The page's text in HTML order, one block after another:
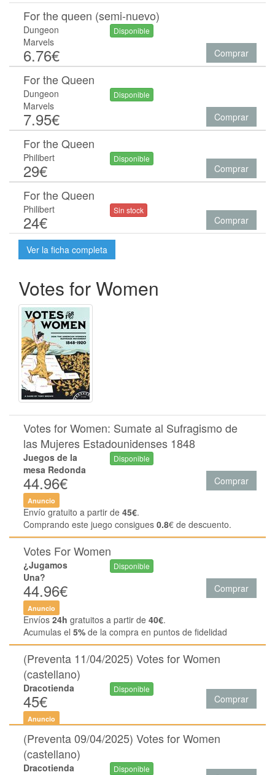
For the queen (semi-nuevo)
Dungeon
Marvels
6.76€
Disponible
Comprar
For the Queen
Dungeon
Marvels
7.95€
Disponible
Comprar
For the Queen
Philibert
29€
Disponible
Comprar
For the Queen
Philibert
24€
Sin stock
Comprar
Ver la ficha completa
Votes for Women
Votes for Women: Sumate al Sufragismo de
las Mujeres Estadounidenses 1848
Juegos de la
mesa Redonda
44.96€
Disponible
Comprar
Anuncio
Envío gratuito a partir de 45€.
Comprando este juego consigues 0.8€ de descuento.
Votes For Women
¿Jugamos
Una?
44.96€
Disponible
Comprar
Anuncio
Envíos 24h gratuitos a partir de 40€.
Acumulas el 5% de la compra en puntos de fidelidad
(Preventa 11/04/2025) Votes for Women
(castellano)
Dracotienda
45€
Disponible
Comprar
Anuncio
(Preventa 09/04/2025) Votes for Women
(castellano)
Dracotienda Disponible